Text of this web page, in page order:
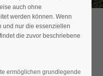
des
über den
auch ohne
werden können. Wenn
und nur die essenziellen
die zuvor beschriebene
ermöglichen grundlegende